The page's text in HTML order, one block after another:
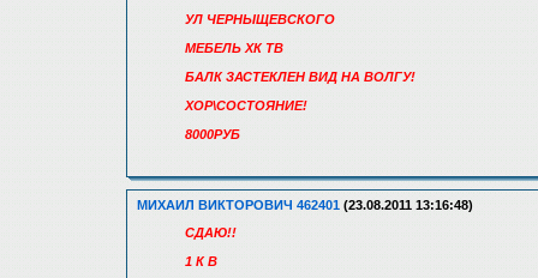
УЛ ЧЕРНЫЩЕВСКОГО
МЕБЕЛЬ ХК ТВ
БАЛК ЗАСТЕКЛЕН ВИД НА ВОЛГУ!
ХОР\СОСТОЯНИЕ!
8000РУБ
МИХАИЛ ВИКТОРОВИЧ 462401 (23.08.2011 13:16:48)
СДАЮ!!
1 К В